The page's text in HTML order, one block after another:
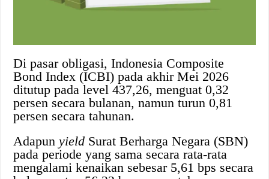
Di pasar obligasi, Indonesia Composite
Bond Index (ICBI) pada akhir Mei 2026
ditutup pada level 437,26, menguat 0,32
persen secara bulanan, namun turun 0,81
persen secara tahunan.
Adapunyield Surat Berharga Negara (SBN)
pada periode yang sama secara rata-rata
mengalami kenaikan sebesar 5,61 bps secara